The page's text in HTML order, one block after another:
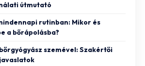
útmutató
rutinban: Mikor és
a bőrápolásba?
szemével: Szakértői